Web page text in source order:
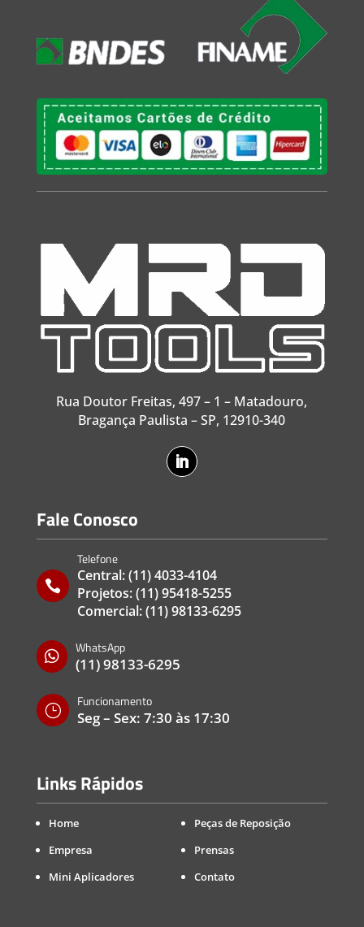
Rua Doutor Freitas, 497 – 1 – Matadouro,
Bragança Paulista – SP, 12910-340
Fale Conosco

Telefone
Central:(11) 4033-4104
Projetos:(11) 95418-5255
Comercial:(11) 98133-6295

WhatsApp
(11) 98133-6295
}
Funcionamento
Seg – Sex: 7:30 às 17:30
Links Rápidos
Home
Empresa
Mini Aplicadores
Peças de Reposição
Prensas
Contato